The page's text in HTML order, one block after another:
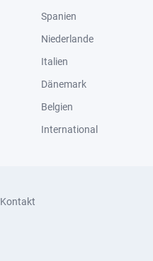
Spanien
Niederlande
Italien
Dänemark
Belgien
International
Kontakt